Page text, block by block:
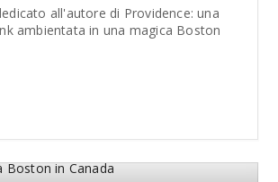
all'autore di Providence: una
ambientata in una magica Boston